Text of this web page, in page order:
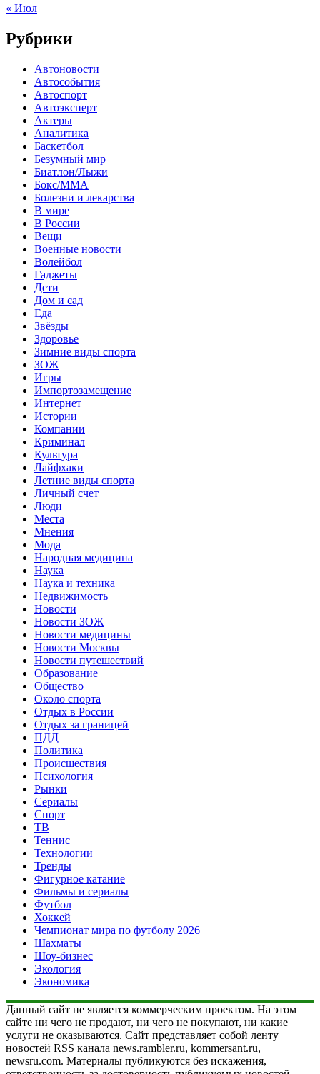
« Июл
Рубрики
Автоновости
Автособытия
Автоспорт
Автоэксперт
Актеры
Аналитика
Баскетбол
Безумный мир
Биатлон/Лыжи
Бокс/MMA
Болезни и лекарства
В мире
В России
Вещи
Военные новости
Волейбол
Гаджеты
Дети
Дом и сад
Еда
Звёзды
Здоровье
Зимние виды спорта
ЗОЖ
Игры
Импортозамещение
Интернет
Истории
Компании
Криминал
Культура
Лайфхаки
Летние виды спорта
Личный счет
Люди
Места
Мнения
Мода
Народная медицина
Наука
Наука и техника
Недвижимость
Новости
Новости ЗОЖ
Новости медицины
Новости Москвы
Новости путешествий
Образование
Общество
Около спорта
Отдых в России
Отдых за границей
ПДД
Политика
Происшествия
Психология
Рынки
Сериалы
Спорт
ТВ
Теннис
Технологии
Тренды
Фигурное катание
Фильмы и сериалы
Футбол
Хоккей
Чемпионат мира по футболу 2026
Шахматы
Шоу-бизнес
Экология
Экономика
Данный сайт не является коммерческим проектом. На этом
сайте ни чего не продают, ни чего не покупают, ни какие
услуги не оказываются. Сайт представляет собой ленту
новостей RSS канала news.rambler.ru, kommersant.ru,
newsru.com. Материалы публикуются без искажения,